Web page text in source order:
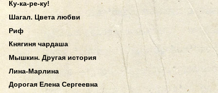
Ку-ка-ре-ку!
Шагал. Цвета любви
Риф
Княгиня чардаша
Мышкин. Другая история
Лина-Марлина
Дорогая Елена Сергеевна